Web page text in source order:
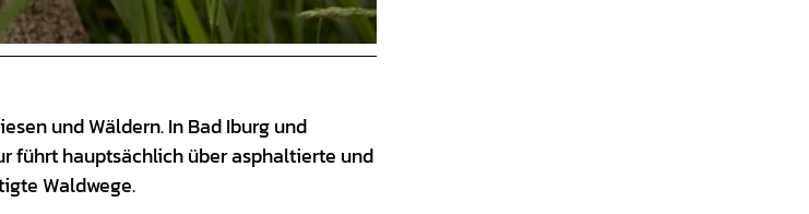
und Wäldern. In Bad Iburg und
führt hauptsächlich über asphaltierte und
Waldwege.